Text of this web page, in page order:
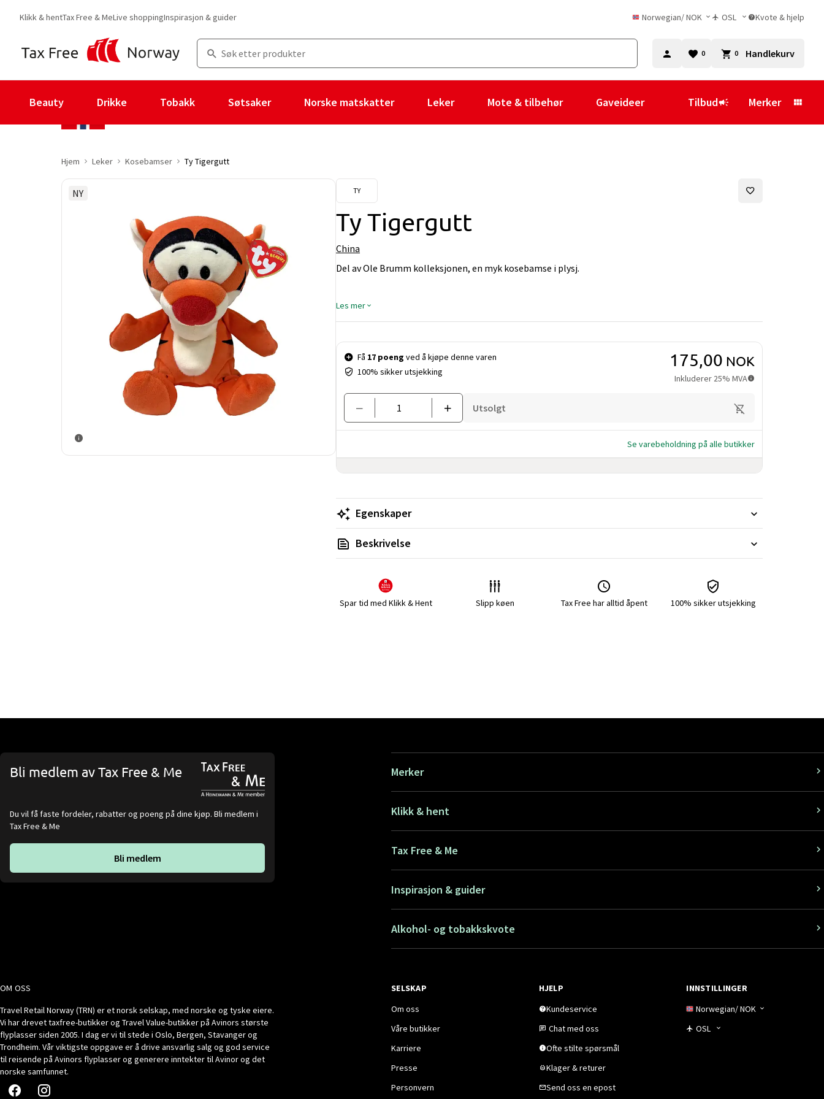
Klikk & hentTax Free & MeLive shoppingInspirasjon & guider Norwegian/NOK OSL Kvote & hjelp
0 0 Handlekurv
Beauty Drikke Tobakk Søtsaker Norske matskatter Leker Mote & tilbehør Gaveideer Tilbud Merker
Hjem Leker Kosebamser Ty Tigergutt
NY TY
Ty Tigergutt
China
Del av Ole Brumm kolleksjonen, en myk kosebamse i plysj.
Les mer
Pris og mengde
Få 17 poeng ved å kjøpe denne varen
100% sikker utsjekking
175,00 NOK
Inkluderer 25% MVA
Utsolgt
Se varebeholdning på alle butikker
Egenskaper
Beskrivelse
Spar tid med Klikk & Hent Slipp køen Tax Free har alltid åpent 100% sikker utsjekking
Bli medlem av Tax Free & Me
Du vil få faste fordeler, rabatter og poeng på dine kjøp. Bli medlem i
Tax Free & Me
Bli medlem
Merker
Klikk & hent
Tax Free & Me
Inspirasjon & guider
Alkohol- og tobakkskvote
OM OSS
Travel Retail Norway (TRN) er et norsk selskap, med norske og tyske eiere.
Vi har drevet taxfree-butikker og Travel Value-butikker på Avinors største
flyplasser siden 2005. I dag er vi til stede i Oslo, Bergen, Stavanger og
Trondheim. Vår viktigste oppgave er å drive ansvarlig salg og god service
til reisende på Avinors flyplasser og generere inntekter til Avinor og det
norske samfunnet.
SELSKAP
Om oss
Våre butikker
Karriere
Presse
Personvern
HJELP
Kundeservice
Chat med oss
Ofte stilte spørsmål
Klager & returer
Send oss en epost
INNSTILLINGER
Norwegian/NOK
OSL